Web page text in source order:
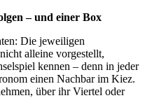
– und einer Box
Die jeweiligen
alleine vorgestellt,
kennen – denn in jeder
einen Nachbar im Kiez.
über ihr Viertel oder